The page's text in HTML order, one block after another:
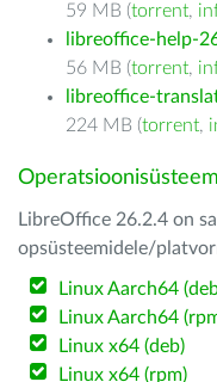
59 MB (torrent,
libreoffice-help-
56 MB (torrent,
libreoffice-
224 MB (torrent,
LibreOffice 26.2.4 on
opsüsteemidele/
Linux Aarch64
Linux Aarch64
Linux x64 (deb)
Linux x64 (rpm)